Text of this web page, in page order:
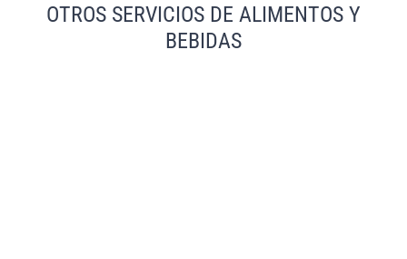
OTROS SERVICIOS DE ALIMENTOS Y
BEBIDAS